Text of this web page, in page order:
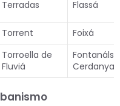
Terradas Flassá
Torrent Foixá
Torroella de
Fluviá
Fontanáls
Cerdanya